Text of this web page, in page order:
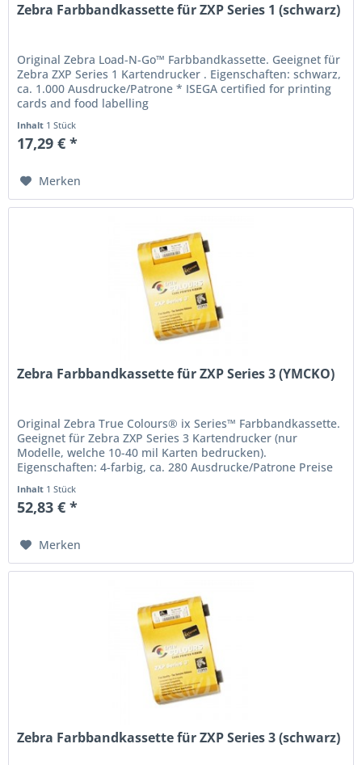
Zebra Farbbandkassette für ZXP Series 1 (schwarz)
Original Zebra Load-N-Go™ Farbbandkassette. Geeignet für
Zebra ZXP Series 1 Kartendrucker . Eigenschaften: schwarz,
ca. 1.000 Ausdrucke/Patrone * ISEGA certified for printing
cards and food labelling
Inhalt 1 Stück
17,29 € *
Merken
Zebra Farbbandkassette für ZXP Series 3 (YMCKO)
Original Zebra True Colours® ix Series™ Farbbandkassette.
Geeignet für Zebra ZXP Series 3 Kartendrucker (nur
Modelle, welche 10-40 mil Karten bedrucken).
Eigenschaften: 4-farbig, ca. 280 Ausdrucke/Patrone Preise
Inhalt 1 Stück
52,83 € *
Merken
Zebra Farbbandkassette für ZXP Series 3 (schwarz)